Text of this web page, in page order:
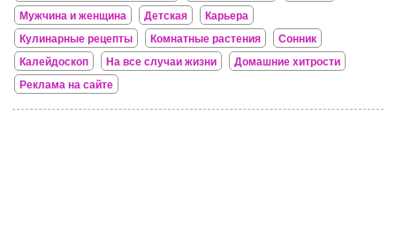
Мужчина и женщина
Детская
Карьера
Кулинарные рецепты
Комнатные растения
Сонник
Калейдоскоп
На все случаи жизни
Домашние хитрости
Реклама на сайте